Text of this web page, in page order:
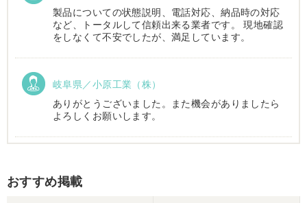
製品についての状態説明、電話対応、納品時の対応
など、トータルして信頼出来る業者です。 現地確認
をしなくて不安でしたが、満足しています。
岐阜県／小原工業（株）
ありがとうございました。また機会がありましたら
よろしくお願いします。
西川さま。電話対応から自社納車まで丁寧で信頼で
きる方です。農機はまたこちらで購入したいです。
おすすめ掲載